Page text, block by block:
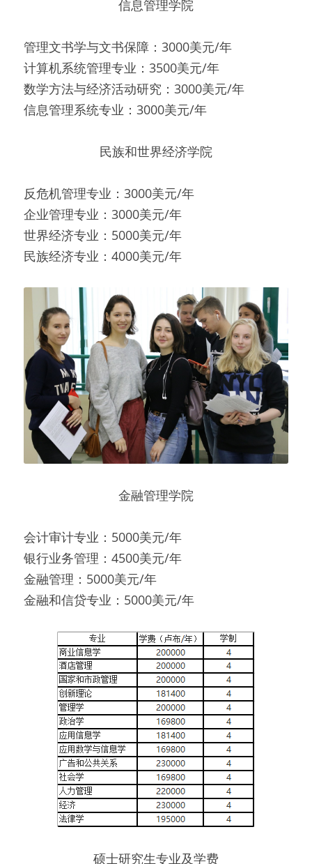
信息管理学院
管理文书学与文书保障：3000美元/年
计算机系统管理专业：3500美元/年
数学方法与经济活动研究：3000美元/年
信息管理系统专业：3000美元/年
民族和世界经济学院
反危机管理专业：3000美元/年
企业管理专业：3000美元/年
世界经济专业：5000美元/年
民族经济专业：4000美元/年
金融管理学院
会计审计专业：5000美元/年
银行业务管理：4500美元/年
金融管理：5000美元/年
金融和信贷专业：5000美元/年
硕士研究生专业及学费